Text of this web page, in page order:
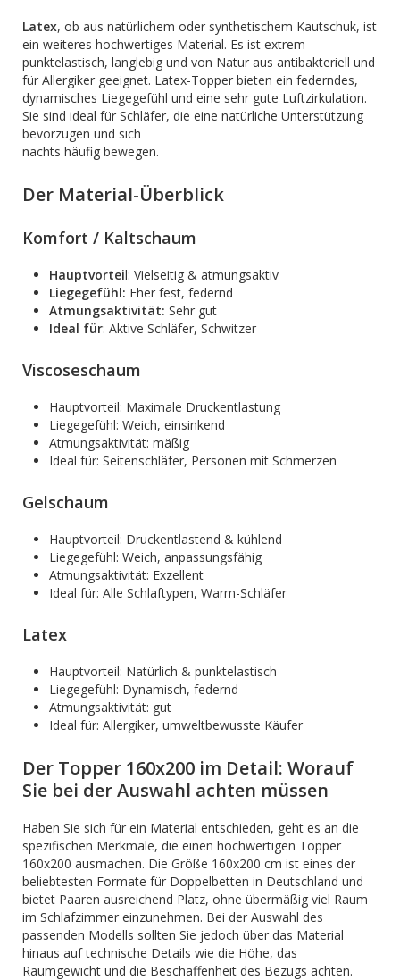
Latex, ob aus natürlichem oder synthetischem Kautschuk, ist
ein weiteres hochwertiges Material. Es ist extrem
punktelastisch, langlebig und von Natur aus antibakteriell und
für Allergiker geeignet. Latex-Topper bieten ein federndes,
dynamisches Liegegefühl und eine sehr gute Luftzirkulation.
Sie sind ideal für Schläfer, die eine natürliche Unterstützung
bevorzugen und sich
nachts häufig bewegen.
Der Material-Überblick
Komfort / Kaltschaum
Hauptvorteil: Vielseitig & atmungsaktiv
Liegegefühl: Eher fest, federnd
Atmungsaktivität: Sehr gut
Ideal für: Aktive Schläfer, Schwitzer
Viscoseschaum
Hauptvorteil: Maximale Druckentlastung
Liegegefühl: Weich, einsinkend
Atmungsaktivität: mäßig
Ideal für: Seitenschläfer, Personen mit Schmerzen
Gelschaum
Hauptvorteil: Druckentlastend & kühlend
Liegegefühl: Weich, anpassungsfähig
Atmungsaktivität: Exzellent
Ideal für: Alle Schlaftypen, Warm-Schläfer
Latex
Hauptvorteil: Natürlich & punktelastisch
Liegegefühl: Dynamisch, federnd
Atmungsaktivität: gut
Ideal für: Allergiker, umweltbewusste Käufer
Der Topper 160x200 im Detail: Worauf
Sie bei der Auswahl achten müssen
Haben Sie sich für ein Material entschieden, geht es an die
spezifischen Merkmale, die einen hochwertigen Topper
160x200 ausmachen. Die Größe 160x200 cm ist eines der
beliebtesten Formate für Doppelbetten in Deutschland und
bietet Paaren ausreichend Platz, ohne übermäßig viel Raum
im Schlafzimmer einzunehmen. Bei der Auswahl des
passenden Modells sollten Sie jedoch über das Material
hinaus auf technische Details wie die Höhe, das
Raumgewicht und die Beschaffenheit des Bezugs achten.